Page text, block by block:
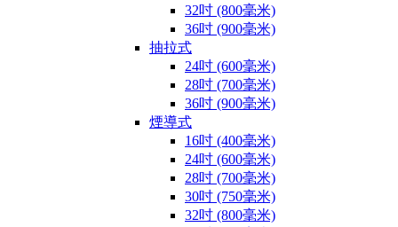
32吋 (800毫米)
36吋 (900毫米)
抽拉式
24吋 (600毫米)
28吋 (700毫米)
36吋 (900毫米)
煙導式
16吋 (400毫米)
24吋 (600毫米)
28吋 (700毫米)
30吋 (750毫米)
32吋 (800毫米)